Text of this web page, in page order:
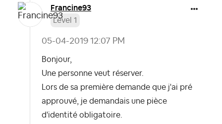
Francine93
Level 1
‎05-04-2019 12:07 PM
Bonjour,
Une personne veut réserver.
Lors de sa première demande que j'ai pré
approuvé, je demandais une pièce
d'identité obligatoire.